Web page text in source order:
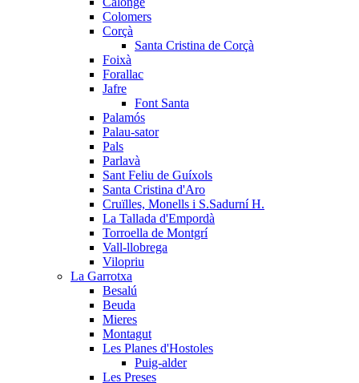
Colomers
Corçà
Santa Cristina de Corçà
Foixà
Forallac
Jafre
Font Santa
Palamós
Palau-sator
Pals
Parlavà
Sant Feliu de Guíxols
Santa Cristina d'Aro
Cruïlles, Monells i S.Sadurní H.
La Tallada d'Empordà
Torroella de Montgrí
Vall-llobrega
Vilopriu
La Garrotxa
Besalú
Beuda
Mieres
Montagut
Les Planes d'Hostoles
Puig-alder
Les Preses